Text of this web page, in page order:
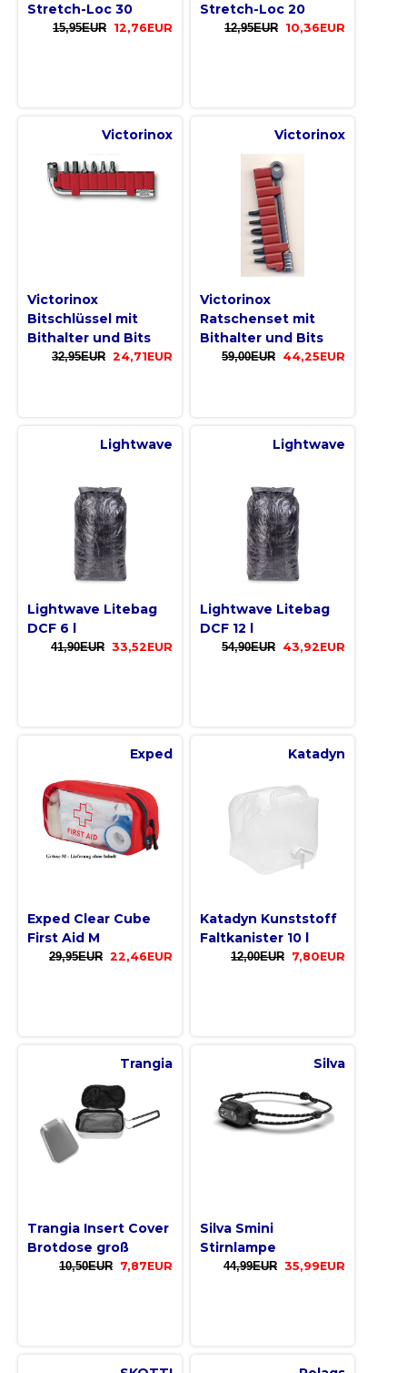
Stretch-Loc 30
15,95EUR 12,76EUR
Stretch-Loc 20
12,95EUR 10,36EUR
Victorinox
Victorinox
Bitschlüssel mit
Bithalter und Bits
32,95EUR 24,71EUR
Victorinox
Victorinox
Ratschenset mit
Bithalter und Bits
59,00EUR 44,25EUR
Lightwave
Lightwave Litebag
DCF 6 l
41,90EUR 33,52EUR
Lightwave
Lightwave Litebag
DCF 12 l
54,90EUR 43,92EUR
Exped
Exped Clear Cube
First Aid M
29,95EUR 22,46EUR
Katadyn
Katadyn Kunststoff
Faltkanister 10 l
12,00EUR 7,80EUR
Trangia
Trangia Insert Cover
Brotdose groß
10,50EUR 7,87EUR
Silva
Silva Smini
Stirnlampe
44,99EUR 35,99EUR